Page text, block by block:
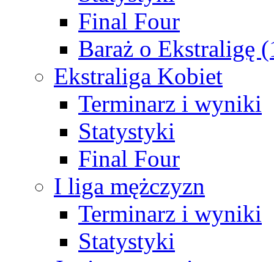
Final Four
Baraż o Ekstraligę
Ekstraliga Kobiet
Terminarz i wyniki
Statystyki
Final Four
I liga mężczyzn
Terminarz i wyniki
Statystyki